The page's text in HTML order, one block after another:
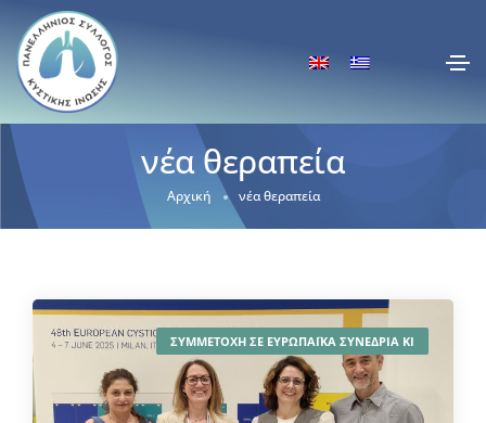
νέα θεραπεία
Αρχική νέα θεραπεία
ΣΥΜΜΕΤΟΧΗ ΣΕ ΕΥΡΩΠΑΪΚΑ ΣΥΝΕΔΡΙΑ ΚΙ